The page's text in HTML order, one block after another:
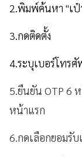
2.พิมพ์ค้นหา "เป๋
3.กดติดตั้ง
4.ระบุเบอร์โทร
5.ยืนยัน OTP 6
หน้าแรก
6.กดเลือกยอมรับ